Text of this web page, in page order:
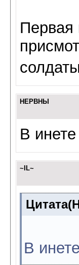
Первая
НЕРВНЫ
В
~IL~
В